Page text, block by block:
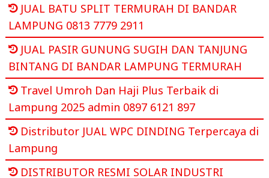
JUAL BATU SPLIT TERMURAH DI BANDAR
LAMPUNG 0813 7779 2911
JUAL PASIR GUNUNG SUGIH DAN TANJUNG
BINTANG DI BANDAR LAMPUNG TERMURAH
Travel Umroh Dan Haji Plus Terbaik di
Lampung 2025 admin 0897 6121 897
Distributor JUAL WPC DINDING Terpercaya di
Lampung
DISTRIBUTOR RESMI SOLAR INDUSTRI